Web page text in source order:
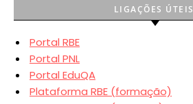
LIGAÇÕES ÚTEIS
Portal RBE
Portal PNL
Portal EduQA
Plataforma RBE (formação)